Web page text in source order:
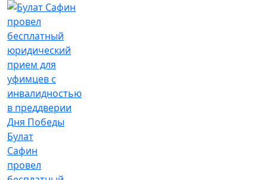
Булат
Сафин
провел